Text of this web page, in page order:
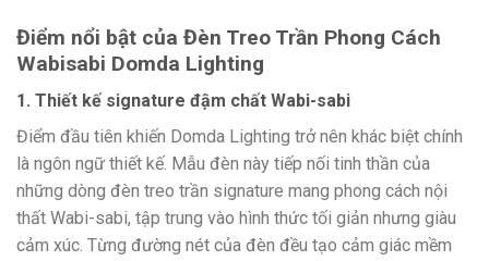
Điểm nổi bật của Đèn Treo Trần Phong Cách
Wabisabi Domda Lighting
1. Thiết kế signature đậm chất Wabi-sabi
Điểm đầu tiên khiến Domda Lighting trở nên khác biệt chính
là ngôn ngữ thiết kế. Mẫu đèn này tiếp nối tinh thần của
những dòng đèn treo trần signature mang phong cách nội
thất Wabi-sabi, tập trung vào hình thức tối giản nhưng giàu
cảm xúc. Từng đường nét của đèn đều tạo cảm giác mềm